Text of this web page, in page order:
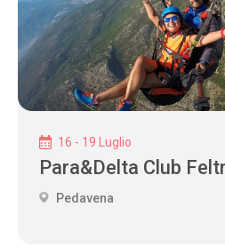
16 - 19 Luglio
Para&Delta Club
Pedavena